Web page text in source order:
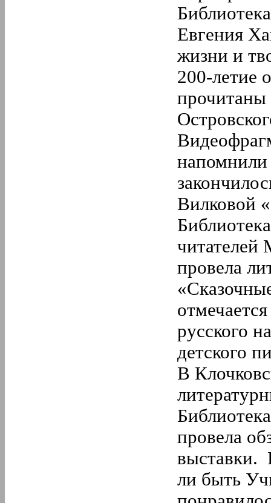
Евгения
жизни и
200-летие
Вилковой
читателей
провела
русского
детского
В
провела
выставки.
ли быть